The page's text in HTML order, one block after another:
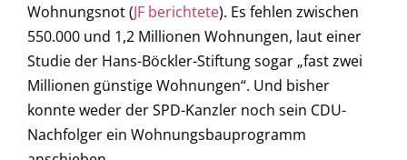
Wohnungsnot (JF berichtete). Es fehlen zwischen
550.000 und 1,2 Millionen Wohnungen, laut einer
Studie der Hans-Böckler-Stiftung sogar „fast zwei
Millionen günstige Wohnungen“. Und bisher
konnte weder der SPD-Kanzler noch sein CDU-
Nachfolger ein Wohnungsbauprogramm